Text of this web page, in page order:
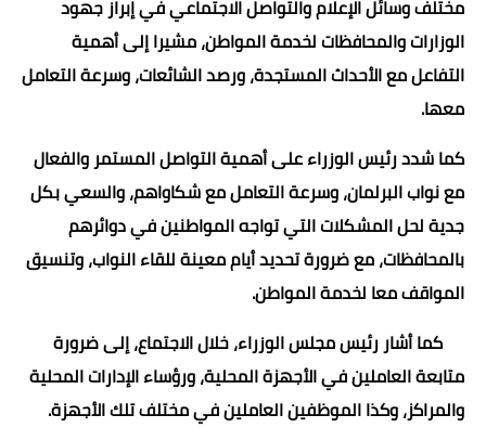
مختلف وسائل الإعلام والتواصل الاجتماعي في إبراز جهود
الوزارات والمحافظات لخدمة المواطن، مشيرا إلى أهمية
التفاعل مع الأحداث المستجدة، ورصد الشائعات، وسرعة التعامل
معها.
كما شدد رئيس الوزراء على أهمية التواصل المستمر والفعال
مع نواب البرلمان، وسرعة التعامل مع شكاواهم، والسعي بكل
جدية لحل المشكلات التي تواجه المواطنين في دوائرهم
بالمحافظات، مع ضرورة تحديد أيام معينة للقاء النواب، وتنسيق
المواقف معا لخدمة المواطن.
كما أشار رئيس مجلس الوزراء، خلال الاجتماع، إلى ضرورة
متابعة العاملين في الأجهزة المحلية، ورؤساء الإدارات المحلية
والمراكز، وكذا الموظفين العاملين في مختلف تلك الأجهزة.